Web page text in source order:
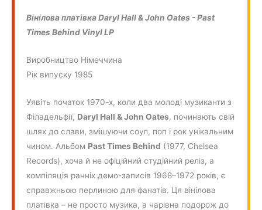
Вінілова платівка Daryl Hall & John Oates ‎- Past
Times Behind Vinyl LP
Виробництво Німеччина
Рік випуску 1985
Уявіть початок 1970-х, коли два молоді музиканти з
Філадельфії, Daryl Hall & John Oates, починають свій
шлях до слави, змішуючи соул, поп і рок унікальним
чином. Альбом Past Times Behind (1977, Chelsea
Records), хоча й не офіційний студійний реліз, а
компіляція ранніх демо-записів 1968–1972 років, є
справжньою перлиною для фанатів. Ця вінілова
платівка – не просто музика, а чарівна подорож до